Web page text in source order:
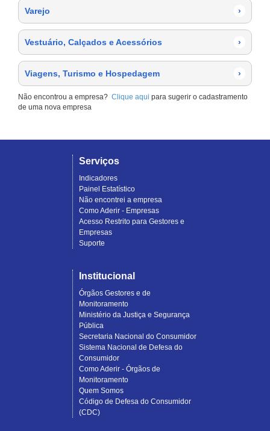
Varejo ›
Vestuário, Calçados e Acessórios ›
Viagens, Turismo e Hospedagem ›
Não encontrou a empresa? Clique aqui para sugerir o cadastramento
de uma nova empresa
Serviços
Indicadores
Painel Estatístico
Não encontrei a empresa
Como Aderir - Empresas
Acesso Restrito para Gestores e
Empresas
Suporte
Institucional
Órgãos Gestores e de
Monitoramento
Ministério da Justiça e Segurança
Pública
Secretaria Nacional do Consumidor
Sistema Nacional de Defesa do
Consumidor
Como Aderir - Órgãos de
Monitoramento
Quem Somos
Código de Defesa do Consumidor
(CDC)